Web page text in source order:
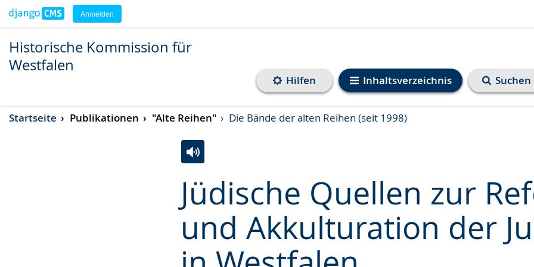
Transkript anzeigen
Abspielen
Pausieren
Anmelden
Historische Kommission für
Westfalen
Inhaltsverzeichnis
Hilfen Suchen
Startseite Publikationen "Alte Reihen" Die Bände der alten Reihen (seit 1998)
Jüdische Quellen zur
und Akkulturation der
Leichten
Sprache
wechseln.
Audio-
Unterstützung.
Video
in
Deutscher
Gebärdensprache
wird